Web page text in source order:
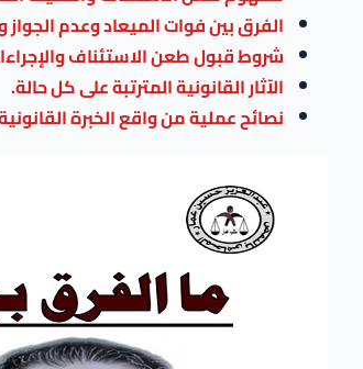
الفرق بين فوات الميعاد وعدم
شروط قبول طعن الاستئناف
الآثار القانونية المترتبة على كل حالة.
نصائح عملية من واقع الخبرة